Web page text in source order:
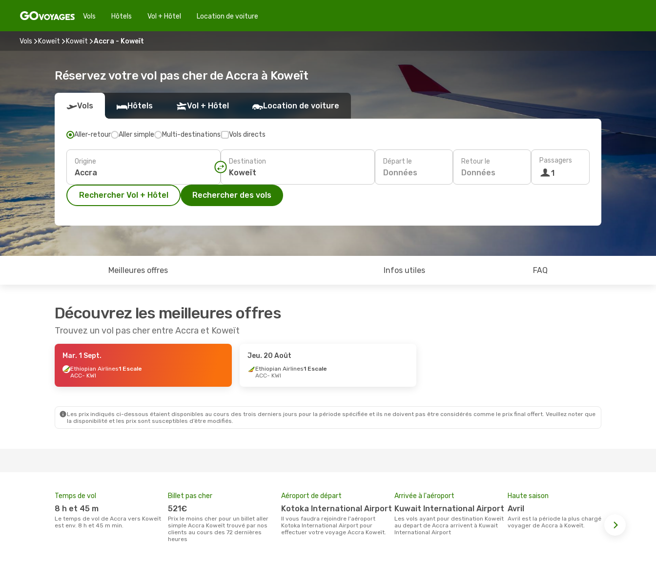
Vols Hôtels Vol + Hôtel Location de voiture
Vols Koweït Koweït Accra - Koweït
Réservez votre vol pas cher de Accra à Koweït
Vols Hôtels Vol + Hôtel Location de voiture
Aller-retour Aller simple Multi-destinations Vols directs
Origine Destination Départ le
Données
Retour le
Données
Passagers
1
Rechercher Vol + Hôtel Rechercher des vols
Meilleures offres Infos utiles FAQ
Découvrez les meilleures offres
Trouvez un vol pas cher entre Accra et Koweït
Mar. 1 Sept.
Ethiopian Airlines1 Escale
ACC- KWI
Jeu. 20 Août
Ethiopian Airlines1 Escale
ACC- KWI
Les prix indiqués ci-dessous étaient disponibles au cours des trois derniers jours pour la période spécifiée et ils ne doivent pas être considérés comme le prix final offert. Veuillez noter que
la disponibilité et les prix sont susceptibles d’être modifiés.
Temps de vol
8 h et 45 m
Le temps de vol de Accra vers Koweït
est env. 8 h et 45 m min.
Billet pas cher
521€
Prix le moins cher pour un billet aller
simple Accra Koweït trouvé par nos
clients au cours des 72 dernières
heures
Aéroport de départ
Kotoka International Airport
Il vous faudra rejoindre l'aéroport
Kotoka International Airport pour
effectuer votre voyage Accra Koweït.
Arrivée à l'aéroport
Kuwait International Airport
Les vols ayant pour destination Koweït
au depart de Accra arrivent à Kuwait
International Airport
Haute saison
avril
avril est la période la plus chargée pour
voyager de Accra à Koweït.